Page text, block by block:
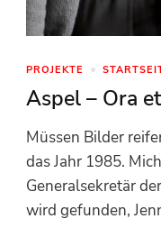
PROJEKTE
Aspel – Ora
Müssen Bilder
das Jahr 1985.
Generalsekretär
wird gefunden,